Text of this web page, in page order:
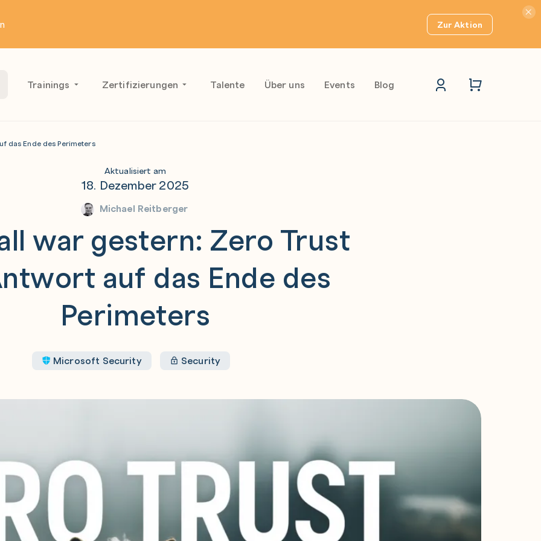
Zur Aktion
Trainings Zertifizierungen Talente Über uns Events Blog
das Ende des Perimeters
Aktualisiert am
18. Dezember 2025
Michael Reitberger
war gestern: Zero Trust
auf das Ende des
Perimeters
Microsoft Security Security